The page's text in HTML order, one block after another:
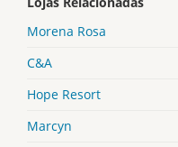
Morena Rosa
C&A
Hope Resort
Marcyn